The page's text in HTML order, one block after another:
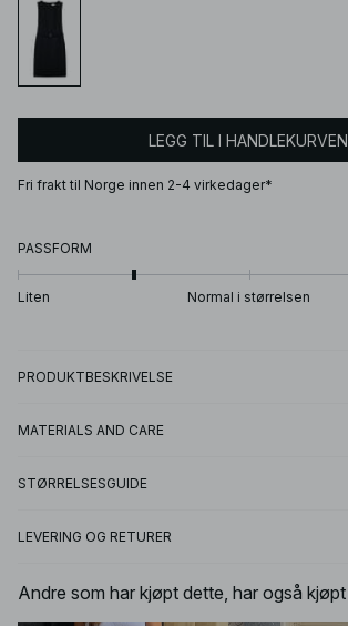
LEGG TIL I HANDLEKURVEN
Fri frakt til Norge innen 2-4 virkedager*
PASSFORM
Liten Normal i størrelsen
PRODUKTBESKRIVELSE
MATERIALS AND CARE
STØRRELSESGUIDE
LEVERING OG RETURER
Andre som har kjøpt dette, har også kjøpt